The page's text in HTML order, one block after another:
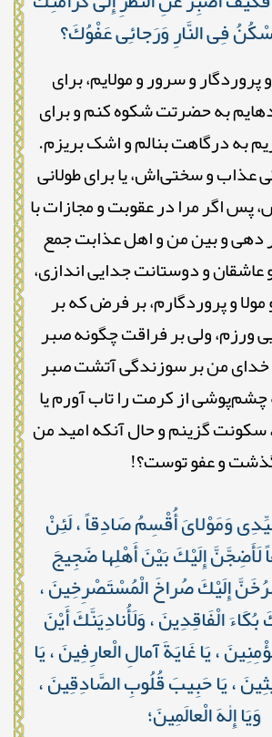
فِى النَّارِ وَرَجائِى عَفْوُكَ؟
و سرور و مولایم، برای
به حضرتت شکوه کنم و برای
به درگاهت بنالم و اشک بریزم.
عذاب و سختی‌اش، یا برای طولانی
پس اگر مرا در عقوبت و مجازات با
دهی و بین من و اهل عذابت جمع
و دوستانت جدایی اندازی،
مولا و پروردگارم، بر فرض که بر
ورزم، ولی بر فراقت چگونه صبر
خدای من بر سوزندگی آتشت صبر
چشم‌پوشی از کرمت را تاب آورم یا
گزینم و حال آنکه امید من
و عفو توست؟!
وَمَوْلاىَ أُقْسِمُ صَادِقاً ، لَئِنْ
لَأَضِجَّنَّ إِلَيْكَ بَيْنَ أَهْلِها ضَجِيجَ
إِلَيْكَ صُراخَ الْمُسْتَصْرِخِينَ ،
الْفَاقِدِينَ ، وَلَأُنادِيَنَّكَ أَيْنَ
، يَا غَايَةَ آمالِ الْعارِفِينَ ، يَا
، يَا حَبِيبَ قُلُوبِ الصَّادِقِينَ ،
وَيَا إِلٰهَ الْعالَمِينَ؛